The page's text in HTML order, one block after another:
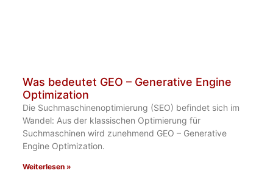
Was bedeutet GEO – Generative Engine
Optimization
Die Suchmaschinenoptimierung (SEO) befindet sich im
Wandel: Aus der klassischen Optimierung für
Suchmaschinen wird zunehmend GEO – Generative
Engine Optimization.
Weiterlesen »